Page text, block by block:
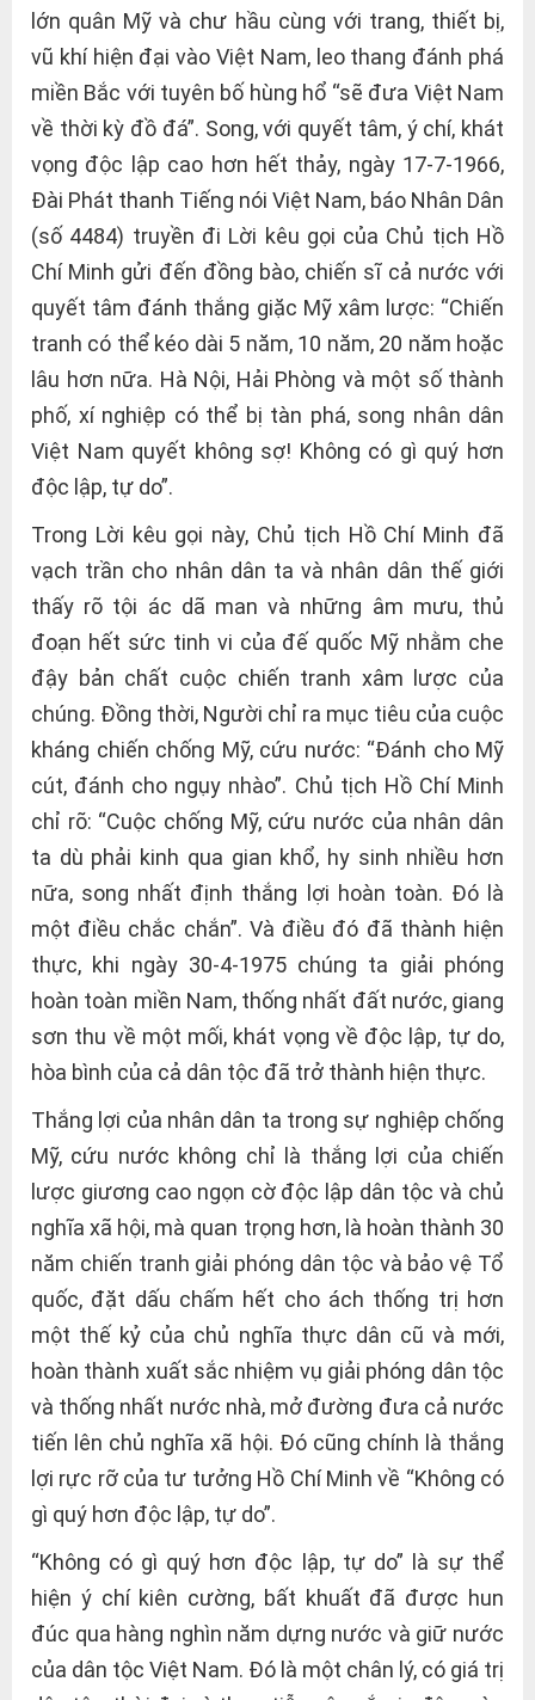
lớn quân Mỹ và chư hầu cùng với trang, thiết bị,
vũ khí hiện đại vào Việt Nam, leo thang đánh phá
miền Bắc với tuyên bố hùng hổ “sẽ đưa Việt Nam
về thời kỳ đồ đá”. Song, với quyết tâm, ý chí, khát
vọng độc lập cao hơn hết thảy, ngày 17-7-1966,
Đài Phát thanh Tiếng nói Việt Nam, báo Nhân Dân
(số 4484) truyền đi Lời kêu gọi của Chủ tịch Hồ
Chí Minh gửi đến đồng bào, chiến sĩ cả nước với
quyết tâm đánh thắng giặc Mỹ xâm lược: “Chiến
tranh có thể kéo dài 5 năm, 10 năm, 20 năm hoặc
lâu hơn nữa. Hà Nội, Hải Phòng và một số thành
phố, xí nghiệp có thể bị tàn phá, song nhân dân
Việt Nam quyết không sợ! Không có gì quý hơn
độc lập, tự do”.
Trong Lời kêu gọi này, Chủ tịch Hồ Chí Minh đã
vạch trần cho nhân dân ta và nhân dân thế giới
thấy rõ tội ác dã man và những âm mưu, thủ
đoạn hết sức tinh vi của đế quốc Mỹ nhằm che
đậy bản chất cuộc chiến tranh xâm lược của
chúng. Đồng thời, Người chỉ ra mục tiêu của cuộc
kháng chiến chống Mỹ, cứu nước: “Đánh cho Mỹ
cút, đánh cho ngụy nhào”. Chủ tịch Hồ Chí Minh
chỉ rõ: “Cuộc chống Mỹ, cứu nước của nhân dân
ta dù phải kinh qua gian khổ, hy sinh nhiều hơn
nữa, song nhất định thắng lợi hoàn toàn. Đó là
một điều chắc chắn”. Và điều đó đã thành hiện
thực, khi ngày 30-4-1975 chúng ta giải phóng
hoàn toàn miền Nam, thống nhất đất nước, giang
sơn thu về một mối, khát vọng về độc lập, tự do,
hòa bình của cả dân tộc đã trở thành hiện thực.
Thắng lợi của nhân dân ta trong sự nghiệp chống
Mỹ, cứu nước không chỉ là thắng lợi của chiến
lược giương cao ngọn cờ độc lập dân tộc và chủ
nghĩa xã hội, mà quan trọng hơn, là hoàn thành 30
năm chiến tranh giải phóng dân tộc và bảo vệ Tổ
quốc, đặt dấu chấm hết cho ách thống trị hơn
một thế kỷ của chủ nghĩa thực dân cũ và mới,
hoàn thành xuất sắc nhiệm vụ giải phóng dân tộc
và thống nhất nước nhà, mở đường đưa cả nước
tiến lên chủ nghĩa xã hội. Đó cũng chính là thắng
lợi rực rỡ của tư tưởng Hồ Chí Minh về “Không có
gì quý hơn độc lập, tự do”.
“Không có gì quý hơn độc lập, tự do” là sự thể
hiện ý chí kiên cường, bất khuất đã được hun
đúc qua hàng nghìn năm dựng nước và giữ nước
của dân tộc Việt Nam. Đó là một chân lý, có giá trị